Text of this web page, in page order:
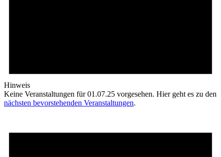
Hinweis
Keine Veranstaltungen für 01.07.25 vorgesehen. Hier geht es zu den
nächsten bevorstehenden Veranstaltungen.